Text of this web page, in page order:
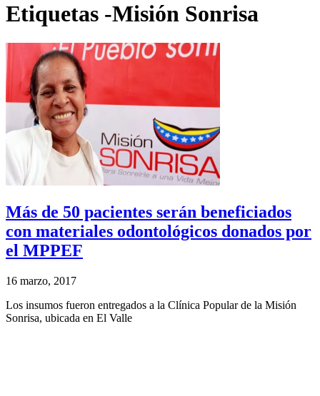
Etiquetas -Misión Sonrisa
Más de 50 pacientes serán beneficiados
con materiales odontológicos donados por
el MPPEF
16 marzo, 2017
Los insumos fueron entregados a la Clínica Popular de la Misión
Sonrisa, ubicada en El Valle